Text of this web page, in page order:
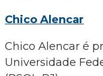
Chico Alencar
Chico Alencar é
Universidade